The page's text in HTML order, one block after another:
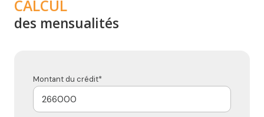
CALCUL
des mensualités
Montant du crédit*